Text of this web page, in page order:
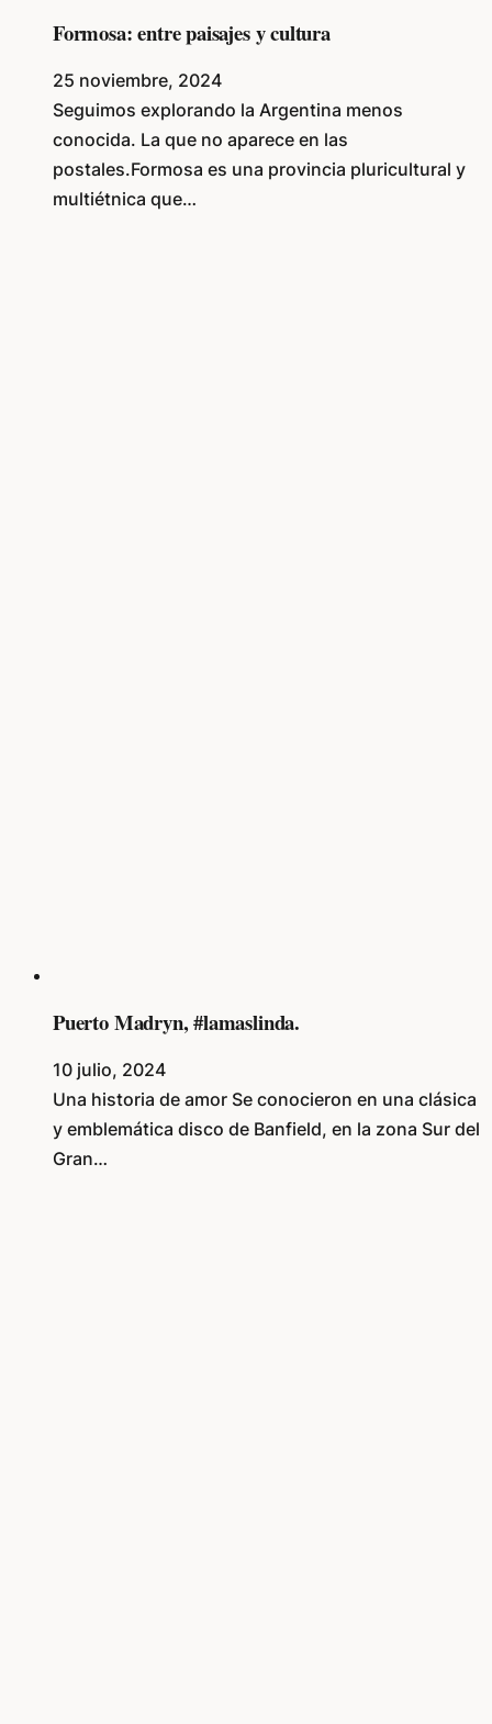
Formosa: entre paisajes y cultura
25 noviembre, 2024
Seguimos explorando la Argentina menos
conocida. La que no aparece en las
postales.Formosa es una provincia pluricultural y
multiétnica que…
Puerto Madryn, #lamaslinda.
10 julio, 2024
Una historia de amor Se conocieron en una clásica
y emblemática disco de Banfield, en la zona Sur del
Gran…